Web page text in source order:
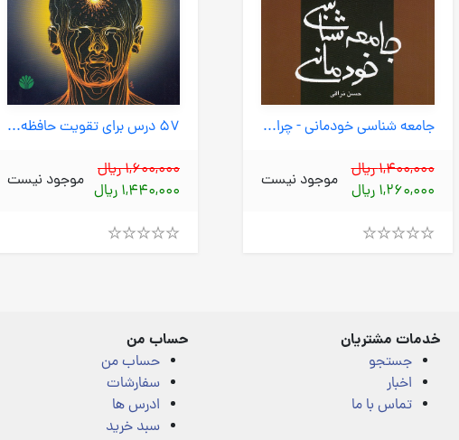
57 درس برای تقویت حافظه (اختران) رقعی شومیز
1,600,000 ریال
1,440,000 ریال
موجود نیست
جامعه شناسی خودمانی - چرا درمانده ایم؟ (اختران) رقعی شومیز
1,400,000 ریال
1,260,000 ریال
موجود نیست
خدمات مشتریان
جستجو
اخبار
تماس با ما
حساب من
حساب من
سفارشات
ادرس ها
سبد خرید